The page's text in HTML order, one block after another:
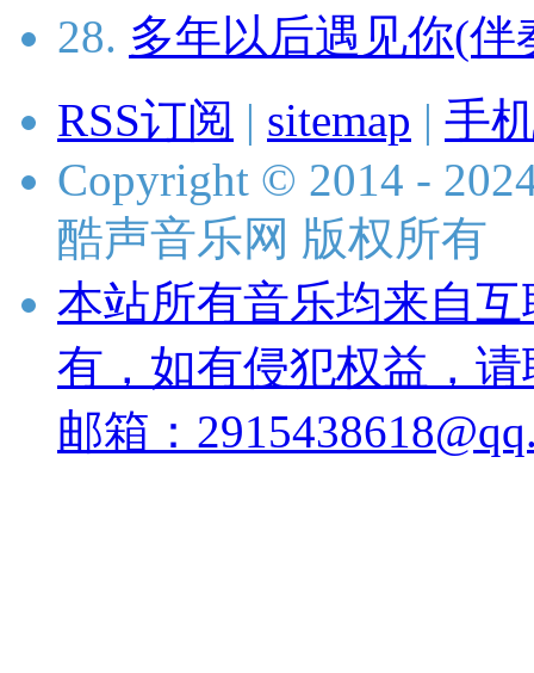
28. 多年以后遇见你(伴
RSS订阅 | sitemap | 手
Copyright © 2014 -
酷声音乐网 版权所有
本站所有音乐均来自
有，如有侵犯权益，
邮箱：